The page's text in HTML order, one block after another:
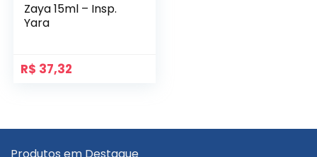
Zaya 15ml – Insp.
Yara
R$ 37,32